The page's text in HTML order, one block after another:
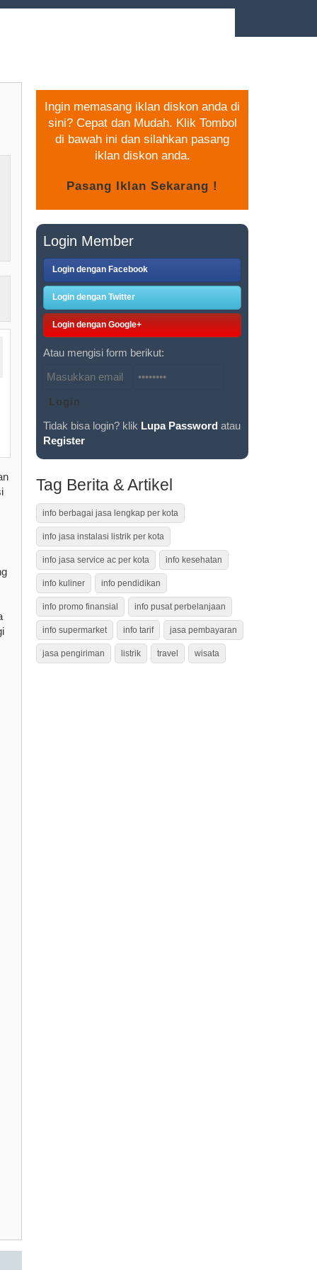
Ingin memasang iklan diskon anda di
sini? Cepat dan Mudah. Klik Tombol
di bawah ini dan silahkan pasang
iklan diskon anda.
Login Member
Login dengan Facebook
Login dengan Twitter
Login dengan Google+
Atau mengisi form berikut:
Tidak bisa login? klik Lupa Password atau
Register
Tag Berita & Artikel
info berbagai jasa lengkap per kota
info jasa instalasi listrik per kota
info jasa service ac per kota info kesehatan
info kuliner info pendidikan
info promo finansial info pusat perbelanjaan
info supermarket info tarif jasa pembayaran
jasa pengiriman listrik travel wisata